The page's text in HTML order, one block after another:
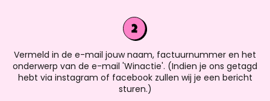
Vermeld in de e-mail jouw naam, factuurnummer en het
onderwerp van de e-mail 'Winactie'. (Indien je ons getagd
hebt via instagram of facebook zullen wij je een bericht
sturen.)